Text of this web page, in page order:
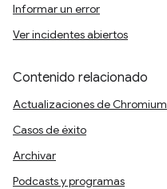
Informar un error
Ver incidentes abiertos
Contenido relacionado
Actualizaciones de Chromium
Casos de éxito
Archivar
Podcasts y programas